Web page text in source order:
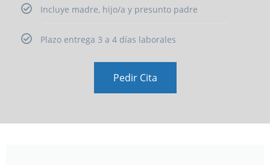
Incluye madre, hijo/a y presunto padre
Plazo entrega 3 a 4 días laborales
Pedir Cita